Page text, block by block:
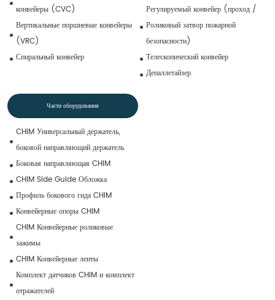
конвейеры (CVC)
Вертикальные поршневые конвейеры
(VRC)
Спиральный конвейер
Регулируемый конвейер (проход /
Роликовый затвор пожарной
безопасности)
Телескопический конвейер
Депаллетайзер
Части оборудования
CHIM Универсальный держатель,
боковой направляющий держатель
Боковая направляющая CHIM
CHIM Side Guide Обложка
Профиль бокового гида CHIM
Конвейерные опоры CHIM
CHIM Конвейерные роликовые
зажимы
CHIM Конвейерные ленты
Комплект датчиков CHIM и комплект
отражателей